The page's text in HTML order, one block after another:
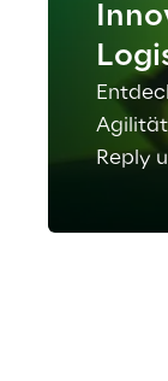
Agilität
Reply